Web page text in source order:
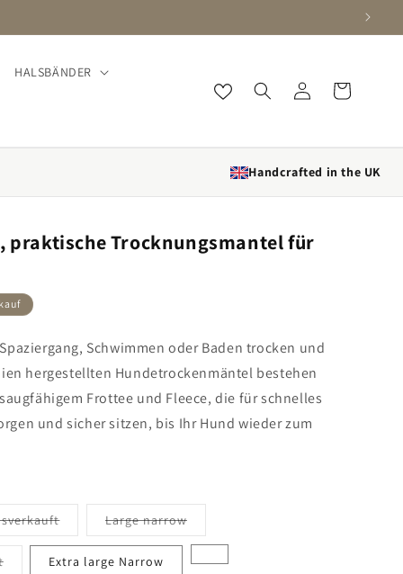
HALSBÄNDER
Einloggen Wagen
Handcrafted in the UK
praktische Trocknungsmantel für
Schwimmen oder Baden trocken und
hergestellten Hundetrockenmäntel bestehen
Frottee und Fleece, die für schnelles
und sicher sitzen, bis Ihr Hund wieder zum
oder nicht verfügbar
Large narrowVariant sold out or unavailable
oder nicht verfügbar
Extra large Narrow